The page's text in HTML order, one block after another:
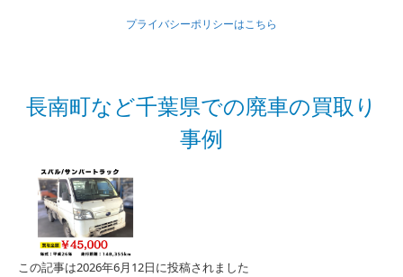
プライバシーポリシーはこちら
長南町など千葉県での廃車の買取り
事例
この記事は2026年6月12日に投稿されました